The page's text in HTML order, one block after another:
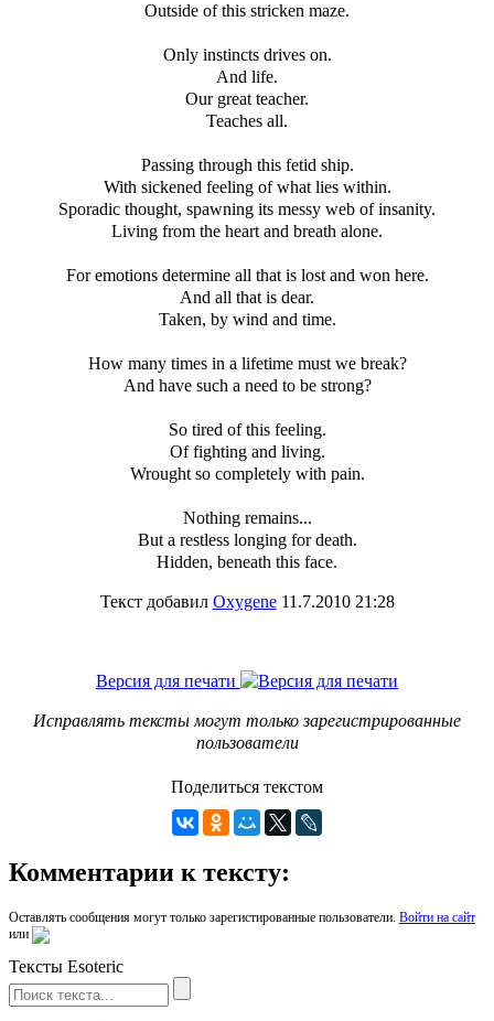
Outside of this stricken maze.
Only instincts drives on.
And life.
Our great teacher.
Teaches all.
Passing through this fetid ship.
With sickened feeling of what lies within.
Sporadic thought, spawning its messy web of insanity.
Living from the heart and breath alone.
For emotions determine all that is lost and won here.
And all that is dear.
Taken, by wind and time.
How many times in a lifetime must we break?
And have such a need to be strong?
So tired of this feeling.
Of fighting and living.
Wrought so completely with pain.
Nothing remains...
But a restless longing for death.
Hidden, beneath this face.
Текст добавил Oxygene11.7.2010 21:28
Версия для печати
Исправлять тексты могут только зарегистрированные
пользователи
Поделиться текстом
Комментарии к тексту:
Оставлять сообщения могут только зарегистированные пользователи. Войти на сайт
или
Тексты Esoteric